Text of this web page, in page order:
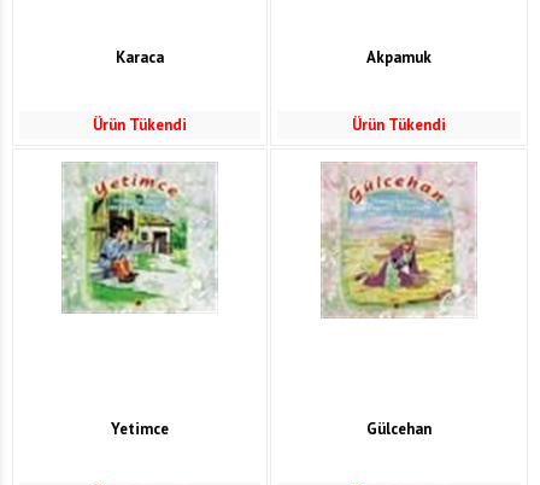
Karaca
Ürün Tükendi
Akpamuk
Ürün Tükendi
Yetimce Gülcehan